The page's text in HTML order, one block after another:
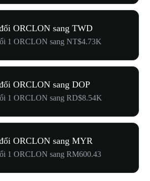
ORCLON sang TWD
1 ORCLON sang NT$4.73K
ORCLON sang DOP
1 ORCLON sang RD$8.54K
ORCLON sang MYR
1 ORCLON sang RM600.43